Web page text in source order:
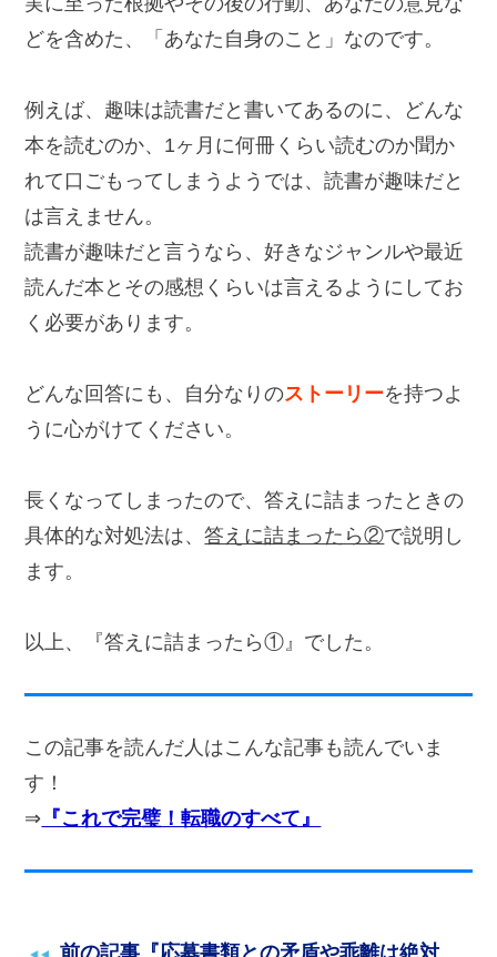
どを含めた、「あなた自身のこと」なのです。
例えば、趣味は読書だと書いてあるのに、どんな
本を読むのか、1ヶ月に何冊くらい読むのか聞か
れて口ごもってしまうようでは、読書が趣味だと
は言えません。
読書が趣味だと言うなら、好きなジャンルや最近
読んだ本とその感想くらいは言えるようにしてお
く必要があります。
どんな回答にも、自分なりのストーリーを持つよ
うに心がけてください。
長くなってしまったので、答えに詰まったときの
具体的な対処法は、答えに詰まったら②で説明し
ます。
以上、『答えに詰まったら①』でした。
この記事を読んだ人はこんな記事も読んでいま
す！
⇒ 『これで完璧！転職のすべて』
前の記事『応募書類との矛盾や乖離は絶対